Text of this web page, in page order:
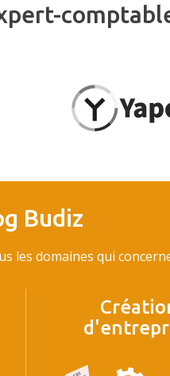
Budiz
les domaines qui